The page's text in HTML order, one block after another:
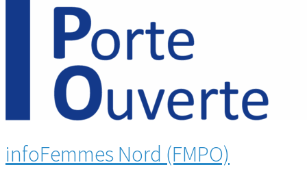
infoFemmes Nord (FMPO)